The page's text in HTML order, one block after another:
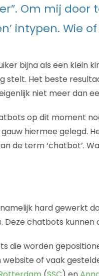
Om mij
intypen. Wie
bijna als een klein
stelt. Het beste
niet meer dan
op dit moment
hiermee gelegd.
de term ‘chatbot’.
hard gewerkt
chatbots kunnen
die worden
of vaak